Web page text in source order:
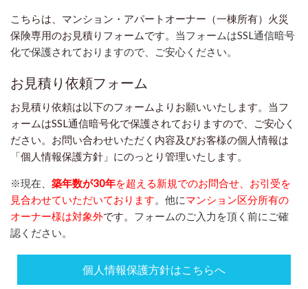
こちらは、マンション・アパートオーナー（一棟所有）火災
保険専用のお見積りフォームです。 当フォームはSSL通信暗号
化で保護されておりますので、ご安心ください。
お見積り依頼フォーム
お見積り依頼は以下のフォームよりお願いいたします。 当フ
ォームはSSL通信暗号化で保護されておりますので、ご安心く
ださい。 お問い合わせいただく内容及びお客様の個人情報は
「個人情報保護方針 」にのっとり管理いたします。
※現在、 築年数が30年を超える新規でのお問合せ、お引受を
見合わせていただいております。他にマンション区分所有の
オーナー様は対象外です。 フォームのご入力を頂く前にご確
認ください。
個人情報保護方針はこちらへ